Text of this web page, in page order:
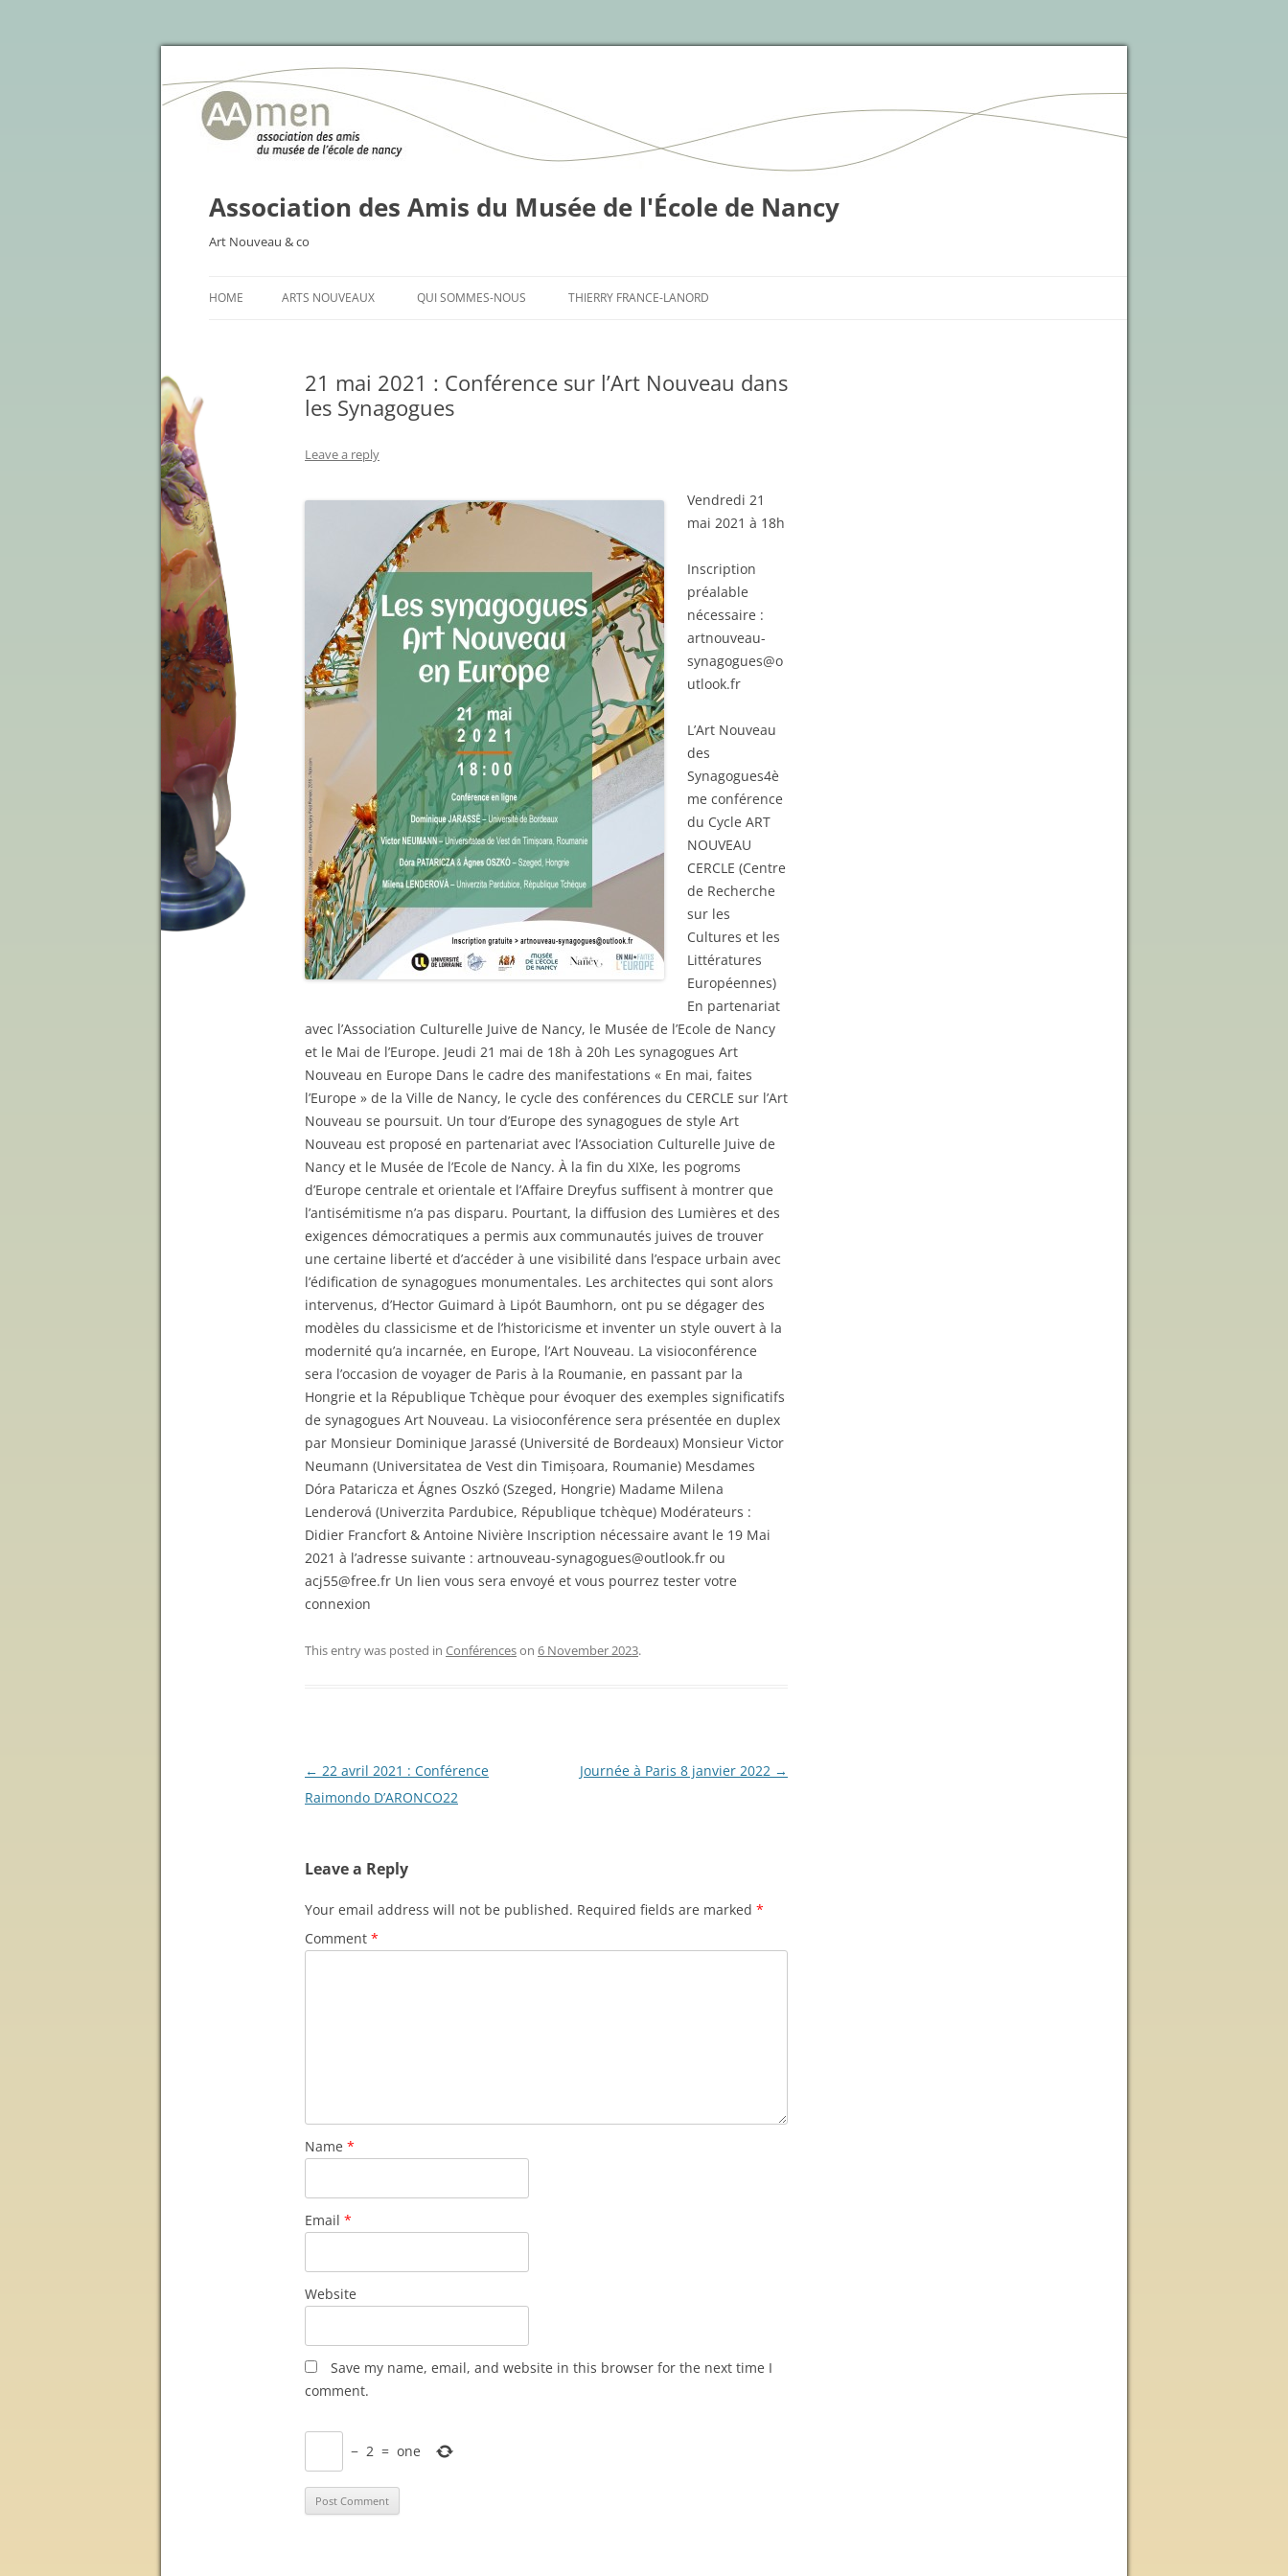
Association des Amis du Musée de l'École de Nancy
Art Nouveau & co
to
HOME ARTS NOUVEAUX QUI SOMMES-NOUS THIERRY FRANCE-LANORD
21 mai 2021 : Conférence sur l’Art Nouveau dans
les Synagogues
Leave a reply
Vendredi 21
mai 2021 à 18h
Inscription
préalable
nécessaire :
artnouveau-
synagogues@o
utlook.fr
L’Art Nouveau
des
Synagogues4è
me conférence
du Cycle ART
NOUVEAU
CERCLE (Centre
de Recherche
sur les
Cultures et les
Littératures
Européennes)
En partenariat
avec l’Association Culturelle Juive de Nancy, le Musée de l’Ecole de Nancy
et le Mai de l’Europe. Jeudi 21 mai de 18h à 20h Les synagogues Art
Nouveau en Europe Dans le cadre des manifestations « En mai, faites
l’Europe » de la Ville de Nancy, le cycle des conférences du CERCLE sur l’Art
Nouveau se poursuit. Un tour d’Europe des synagogues de style Art
Nouveau est proposé en partenariat avec l’Association Culturelle Juive de
Nancy et le Musée de l’Ecole de Nancy. À la fin du XIXe, les pogroms
d’Europe centrale et orientale et l’Affaire Dreyfus suffisent à montrer que
l’antisémitisme n’a pas disparu. Pourtant, la diffusion des Lumières et des
exigences démocratiques a permis aux communautés juives de trouver
une certaine liberté et d’accéder à une visibilité dans l’espace urbain avec
l’édification de synagogues monumentales. Les architectes qui sont alors
intervenus, d’Hector Guimard à Lipót Baumhorn, ont pu se dégager des
modèles du classicisme et de l’historicisme et inventer un style ouvert à la
modernité qu’a incarnée, en Europe, l’Art Nouveau. La visioconférence
sera l’occasion de voyager de Paris à la Roumanie, en passant par la
Hongrie et la République Tchèque pour évoquer des exemples significatifs
de synagogues Art Nouveau. La visioconférence sera présentée en duplex
par Monsieur Dominique Jarassé (Université de Bordeaux) Monsieur Victor
Neumann (Universitatea de Vest din Timișoara, Roumanie) Mesdames
Dóra Pataricza et Ágnes Oszkó (Szeged, Hongrie) Madame Milena
Lenderová (Univerzita Pardubice, République tchèque) Modérateurs :
Didier Francfort & Antoine Nivière Inscription nécessaire avant le 19 Mai
2021 à l’adresse suivante : artnouveau-synagogues@outlook.fr ou
acj55@free.fr Un lien vous sera envoyé et vous pourrez tester votre
connexion
This entry was posted in Conférenceson 6 November 2023.
Post
navigation
← 22 avril 2021 : Conférence
Raimondo D’ARONCO22
Journée à Paris 8 janvier 2022 →
Leave a Reply
Your email address will not be published. Required fields are marked *
Comment *
Name *
Email *
Website
Save my name, email, and website in this browser for the next time I
comment.
− 2 = one